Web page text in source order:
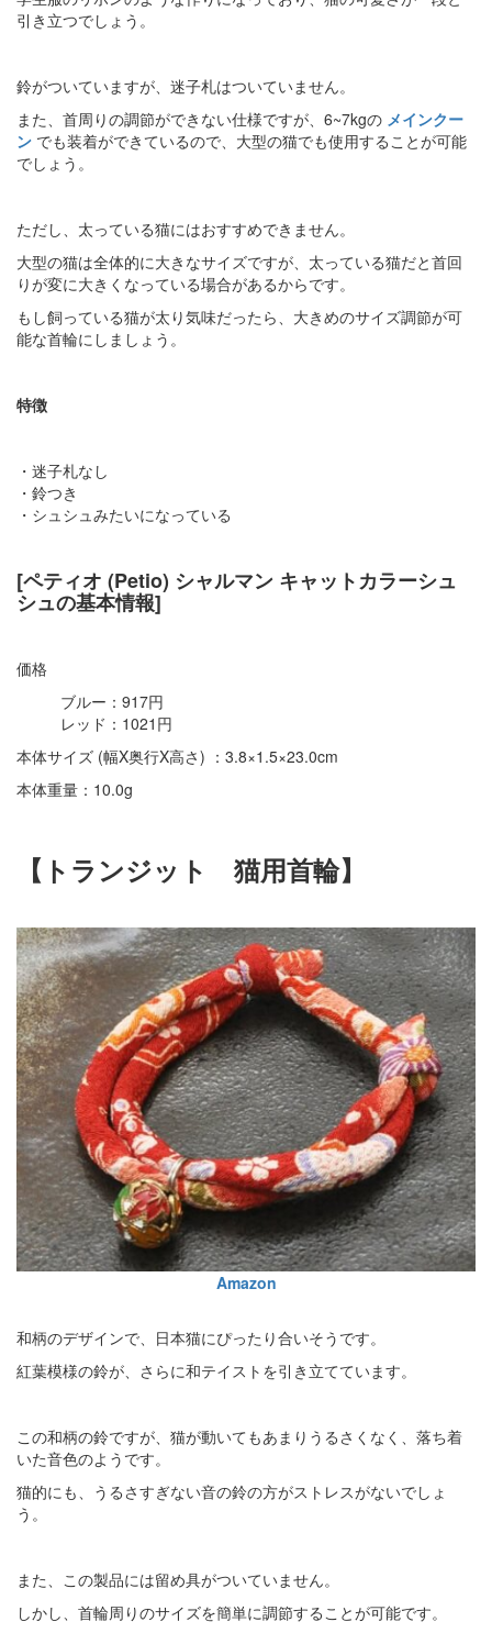
引き立つでしょう。
鈴がついていますが、迷子札はついていません。
また、首周りの調節ができない仕様ですが、6~7kgの メインクー
ン でも装着ができているので、大型の猫でも使用することが可能
でしょう。
ただし、太っている猫にはおすすめできません。
大型の猫は全体的に大きなサイズですが、太っている猫だと首回
りが変に大きくなっている場合があるからです。
もし飼っている猫が太り気味だったら、大きめのサイズ調節が可
能な首輪にしましょう。
特徴
・迷子札なし
・鈴つき
・シュシュみたいになっている
[ペティオ (Petio) シャルマン キャットカラーシュ
シュの基本情報]
価格
ブルー：917円
レッド：1021円
本体サイズ (幅X奥行X高さ) ：3.8×1.5×23.0cm
本体重量：10.0g
【トランジット 猫用首輪】
Amazon
和柄のデザインで、日本猫にぴったり合いそうです。
紅葉模様の鈴が、さらに和テイストを引き立てています。
この和柄の鈴ですが、猫が動いてもあまりうるさくなく、落ち着
いた音色のようです。
猫的にも、うるさすぎない音の鈴の方がストレスがないでしょ
う。
また、この製品には留め具がついていません。
しかし、首輪周りのサイズを簡単に調節することが可能です。